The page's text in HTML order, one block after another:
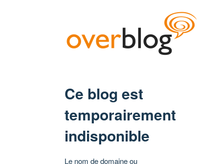
Ce blog est
temporairement
indisponible
Le nom de domaine ou